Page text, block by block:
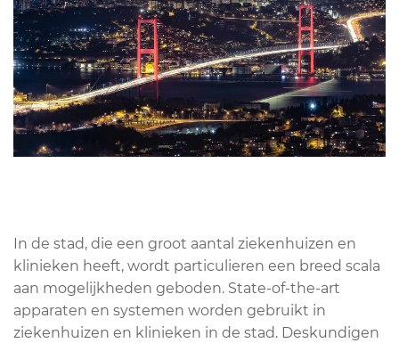
In de stad, die een groot aantal ziekenhuizen en
klinieken heeft, wordt particulieren een breed scala
aan mogelijkheden geboden. State-of-the-art
apparaten en systemen worden gebruikt in
ziekenhuizen en klinieken in de stad. Deskundigen